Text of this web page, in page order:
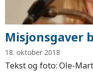
Misjonsgaver
18. oktober 2018
Tekst og foto: Ole-